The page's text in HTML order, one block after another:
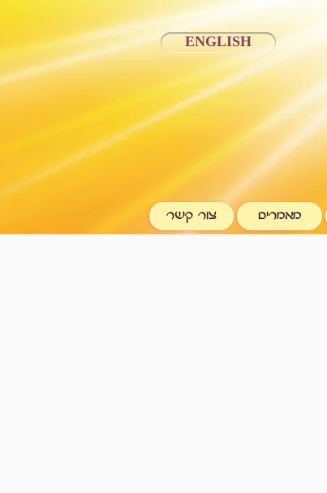
ENGLISH
מאמרים צור קשר